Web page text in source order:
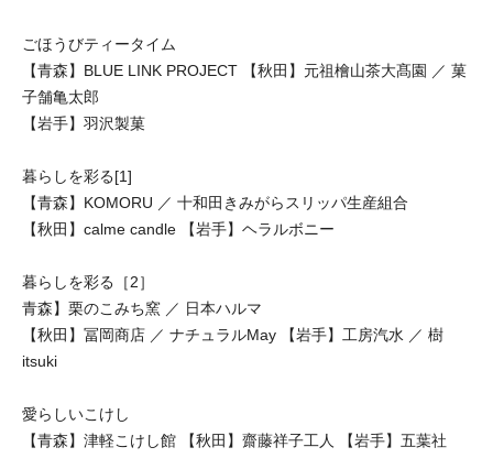
ごほうびティータイム
【青森】BLUE LINK PROJECT 【秋田】元祖檜山茶大髙園 ／ 菓
子舗亀太郎
【岩手】羽沢製菓
暮らしを彩る[1]
【青森】KOMORU ／ 十和田きみがらスリッパ生産組合
【秋田】calme candle 【岩手】ヘラルボニー
暮らしを彩る［2］
青森】栗のこみち窯 ／ 日本ハルマ
【秋田】冨岡商店 ／ ナチュラルMay 【岩手】工房汽水 ／ 樹
itsuki
愛らしいこけし
【青森】津軽こけし館 【秋田】齋藤祥子工人 【岩手】五葉社